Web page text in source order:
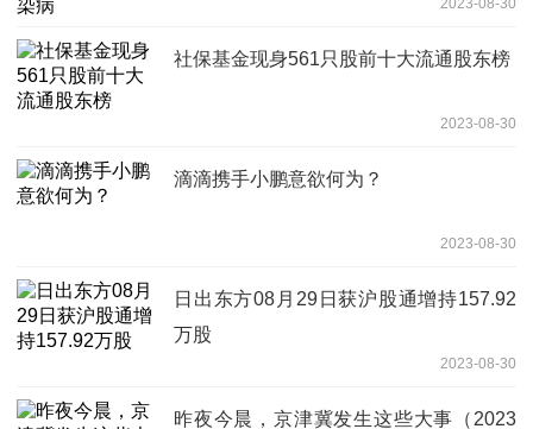
社保基金现身561只股前十大流通股东榜
2023-08-30
滴滴携手小鹏意欲何为？
2023-08-30
日出东方08月29日获沪股通增持157.92
万股
2023-08-30
昨夜今晨，京津冀发生这些大事（2023